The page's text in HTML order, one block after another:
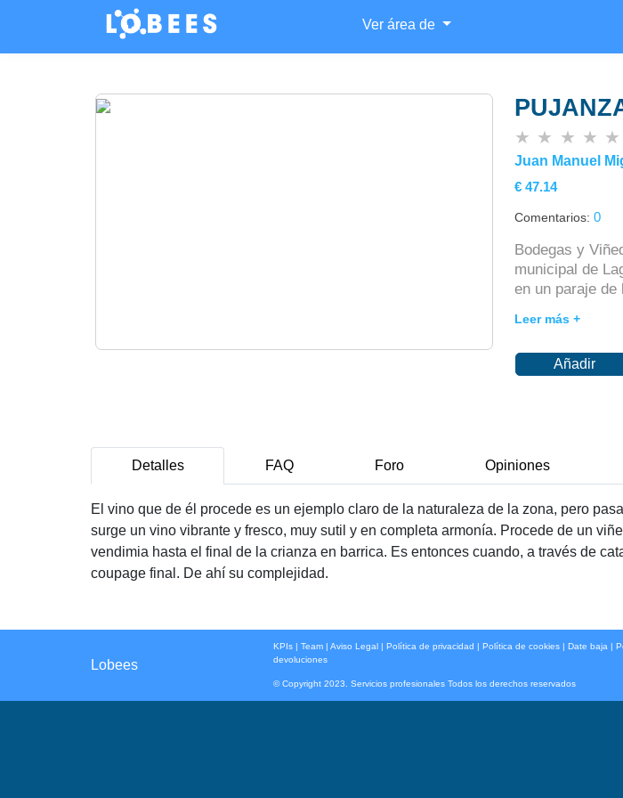
Ver área de
★ ★ ★ ★ ★
Juan Manuel
€ 47.14
Comentarios: 0
Bodegas y
municipal de
en un paraje de
Añadir
Detalles FAQ Foro Opiniones
El vino que de él procede es un ejemplo claro de la naturaleza de la zona, pero
surge un vino vibrante y fresco, muy sutil y en completa armonía. Procede de un
vendimia hasta el final de la crianza en barrica. Es entonces cuando, a través de
coupage final. De ahí su complejidad.
Lobees
KPIs |Team |Aviso Legal Política de privacidad Política de cookies Date baja
devoluciones
© Copyright 2023. Servicios profesionales Todos los derechos reservados